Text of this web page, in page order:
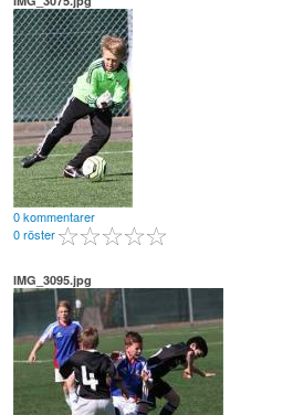
0 kommentarer
0 röster
IMG_3095.jpg